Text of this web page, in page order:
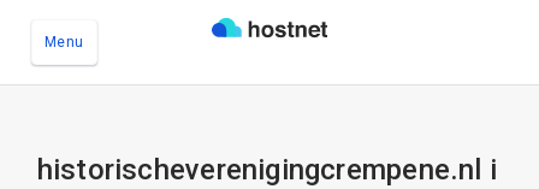
Menu
historischeverenigingcrempene.nl i